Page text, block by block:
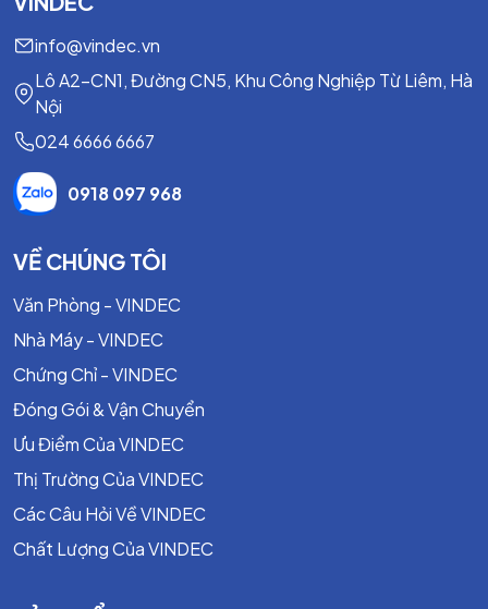
info@vindec.vn
Lô A2-CN1, Đường CN5, Khu Công Nghiệp Từ Liêm, Hà
Nội
024 6666 6667
0918 097 968
VỀ CHÚNG TÔI
Văn Phòng - VINDEC
Nhà Máy - VINDEC
Chứng Chỉ - VINDEC
Đóng Gói & Vận Chuyển
Ưu Điểm Của VINDEC
Thị Trường Của VINDEC
Các Câu Hỏi Về VINDEC
Chất Lượng Của VINDEC